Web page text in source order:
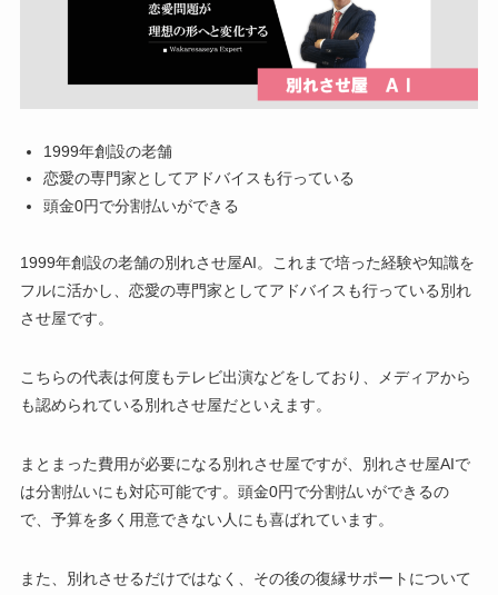
1999年創設の老舗
恋愛の専門家としてアドバイスも行っている
頭金0円で分割払いができる
1999年創設の老舗の別れさせ屋AI。これまで培った経験や知識を
フルに活かし、恋愛の専門家としてアドバイスも行っている別れ
させ屋です。
こちらの代表は何度もテレビ出演などをしており、メディアから
も認められている別れさせ屋だといえます。
まとまった費用が必要になる別れさせ屋ですが、別れさせ屋AIで
は分割払いにも対応可能です。頭金0円で分割払いができるの
で、予算を多く用意できない人にも喜ばれています。
また、別れさせるだけではなく、その後の復縁サポートについて